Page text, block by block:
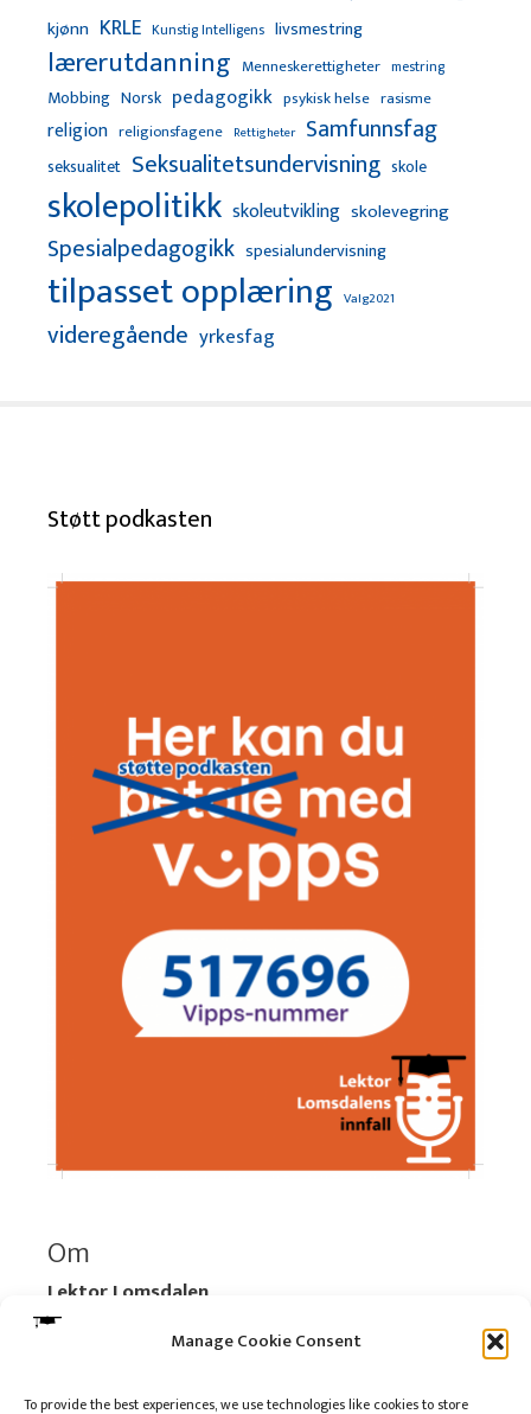
Manage Cookie Consent
To provide the best experiences, we use technologies like cookies to store
kjønn KRLE Kunstig Intelligens livsmestring
lærerutdanning Menneskerettigheter mestring
Mobbing Norsk pedagogikk psykisk helse rasisme
religion religionsfagene Rettigheter Samfunnsfag
seksualitet Seksualitetsundervisning skole
skolepolitikk skoleutvikling skolevegring
Spesialpedagogikk spesialundervisning
tilpasset opplæring Valg2021
videregående yrkesfag
Støtt podkasten
Om
Lektor Lomsdalen
Organisasjonsnummer:
920 712 312 MVA